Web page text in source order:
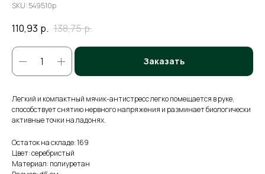
SKU: 549510p
110,93 р. 138,75р.
Заказать
Легкий и компактный мячик-антистресс легко помещается в руке,
способствует снятию нервного напряжения и разминает биологически
активные точки на ладонях.
Остаток на складе: 169
Цвет: серебристый
Материал: полиуретан